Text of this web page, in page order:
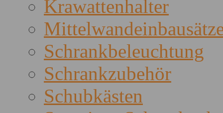
Krawattenhalter
Schrankbeleuchtung
Schrankzubehör
Schubkästen